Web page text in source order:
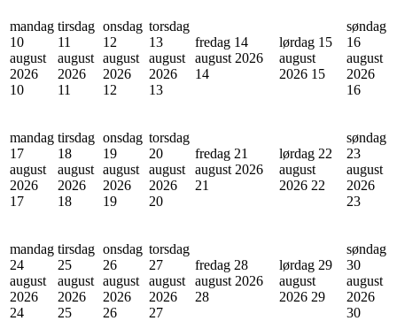
mandag
10
august
2026
10
tirsdag
11
august
2026
11
onsdag
12
august
2026
12
torsdag
13
august
2026
13
fredag 14
august 2026
14
lørdag 15
august
2026 15
søndag
16
august
2026
16
mandag
17
august
2026
17
tirsdag
18
august
2026
18
onsdag
19
august
2026
19
torsdag
20
august
2026
20
fredag 21
august 2026
21
lørdag 22
august
2026 22
søndag
23
august
2026
23
mandag
24
august
2026
24
tirsdag
25
august
2026
25
onsdag
26
august
2026
26
torsdag
27
august
2026
27
fredag 28
august 2026
28
lørdag 29
august
2026 29
søndag
30
august
2026
30